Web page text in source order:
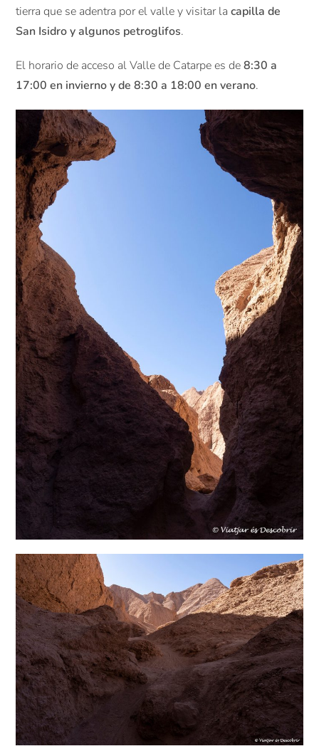
tierra que se adentra por el valle y visitar lacapilla de
San Isidro y algunos petroglifos.
El horario de acceso al Valle de Catarpe es de8:30 a
17:00 en invierno y de 8:30 a 18:00 en verano.